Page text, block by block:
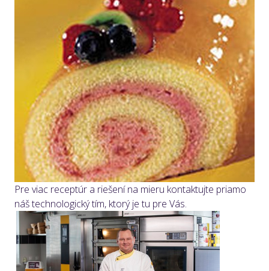
Pre viac receptúr a riešení na mieru kontaktujte priamo
náš technologický tím, ktorý je tu pre Vás.